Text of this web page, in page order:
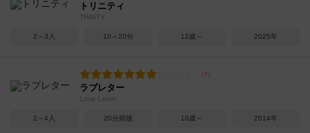
トリニティ
TRiNiTY
2～3人 10～20分 12歳～ 2025年
ラブレター
Love Letter
2～4人 20分前後 10歳～ 2014年